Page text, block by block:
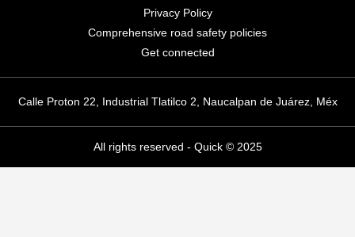
Privacy Policy
Comprehensive road safety policies
Get connected
Calle Proton 22, Industrial Tlatilco 2, Naucalpan de Juárez, Méx
All rights reserved - Quick © 2025